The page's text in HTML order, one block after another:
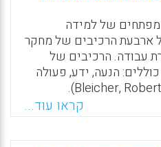
X
של למידה
ארבעת הרכיבים של מחקר
עבודה. הרכיבים של
הנעה, ידע, פעולה
X קראו עוד...